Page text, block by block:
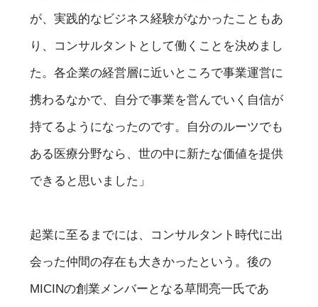
が、実践的なビジネス経験がなかったこともあ
り、コンサルタントとして働くことを決めまし
た。各企業の経営層に近いところで事業運営に
携わるなかで、自分で事業を営んでいく自信が
持てるようになったのです。自分のルーツでも
ある医療分野なら、世の中に新たな価値を提供
できると思いました」
起業に至るまでには、コンサルタント時代に出
会った仲間の存在も大きかったという。後の
MICINの創業メンバーとなる草間亮一氏であ